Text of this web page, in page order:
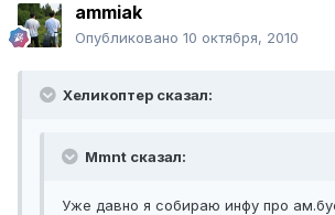
ammiak
Опубликовано 10 октября, 2010
Хеликоптер сказал:
Mmnt сказал:
Уже давно я собираю инфу про